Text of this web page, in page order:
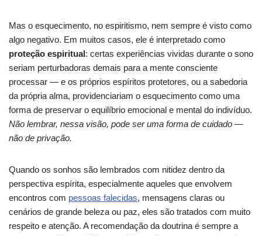
Mas o esquecimento, no espiritismo, nem sempre é visto como
algo negativo. Em muitos casos, ele é interpretado como
proteção espiritual: certas experiências vividas durante o sono
seriam perturbadoras demais para a mente consciente
processar — e os próprios espíritos protetores, ou a sabedoria
da própria alma, providenciariam o esquecimento como uma
forma de preservar o equilíbrio emocional e mental do indivíduo.
Não lembrar, nessa visão, pode ser uma forma de cuidado —
não de privação.
Quando os sonhos são lembrados com nitidez dentro da
perspectiva espírita, especialmente aqueles que envolvem
encontros com pessoas falecidas, mensagens claras ou
cenários de grande beleza ou paz, eles são tratados com muito
respeito e atenção. A recomendação da doutrina é sempre a